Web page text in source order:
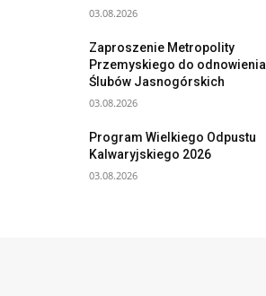
03.08.2026
Zaproszenie Metropolity
Przemyskiego do odnowienia
Ślubów Jasnogórskich
03.08.2026
Program Wielkiego Odpustu
Kalwaryjskiego 2026
03.08.2026